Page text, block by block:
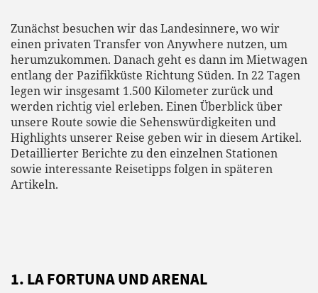
Zunächst besuchen wir das Landesinnere, wo wir
einen privaten Transfer von Anywhere nutzen, um
herumzukommen. Danach geht es dann im Mietwagen
entlang der Pazifikküste Richtung Süden. In 22 Tagen
legen wir insgesamt 1.500 Kilometer zurück und
werden richtig viel erleben. Einen Überblick über
unsere Route sowie die Sehenswürdigkeiten und
Highlights unserer Reise geben wir in diesem Artikel.
Detaillierter Berichte zu den einzelnen Stationen
sowie interessante Reisetipps folgen in späteren
Artikeln.
1. LA FORTUNA UND ARENAL